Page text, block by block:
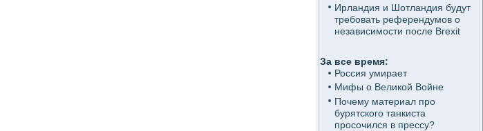
Ирландия и Шотландия будут
требовать референдумов о
независимости после Brexit
За все время:
Россия умирает
Мифы о Великой Войне
Почему материал про
бурятского танкиста
просочился в прессу?